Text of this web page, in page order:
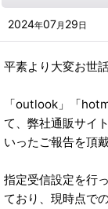
2024年07月 29日
平素より大変お世
「outlook」「
て、弊社通販サイ
いったご報告を頂
指定受信設定を行
ており、現時点で